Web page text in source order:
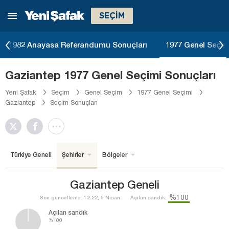
SEÇİM
1982 Anayasa Referandumu Sonuçları 1977 Genel
Gaziantep 1977 Genel Seçimi Sonuçları
Yeni Şafak Seçim Genel Seçim
1977 Genel Seçimi
Gaziantep
Seçim Sonuçları
Türkiye Geneli Şehirler Bölgeler
Gaziantep Geneli
Son güncelleme: 12:22, 5 Nisan Açılan sandık: %100
Açılan sandık
%100